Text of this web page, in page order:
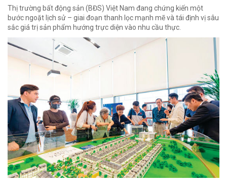
Thị trường bất động sản (BĐS) Việt Nam đang chứng kiến một
bước ngoặt lịch sử – giai đoạn thanh lọc mạnh mẽ và tái định vị sâu
sắc giá trị sản phẩm hướng trực diện vào nhu cầu thực.